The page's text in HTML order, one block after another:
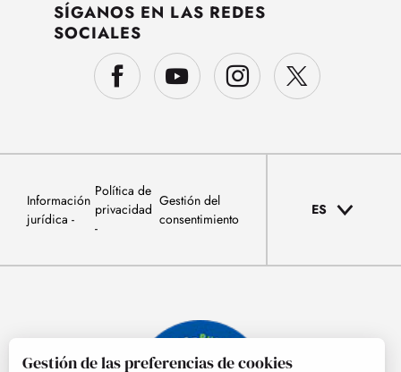
SÍGANOS EN LAS REDES
SOCIALES
Información
jurídica
Política de
privacidad
Gestión del
consentimiento
ES
Gestión de las preferencias de cookies